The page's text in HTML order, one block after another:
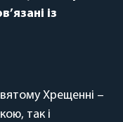
із
Хрещенні –
так і